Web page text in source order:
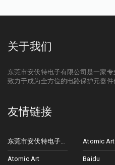
关于我们
东莞市安伏特电子有限公司是一家
致力于成为全方位的电路保护元器件
友情链接
东莞市安伏特电子有限公司 Atomic Art
Atomic Art Baidu